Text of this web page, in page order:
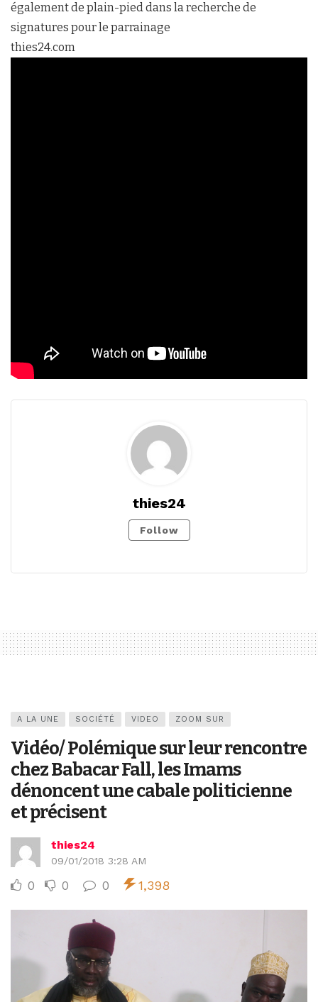
également de plain-pied dans la recherche de
signatures pour le parrainage
thies24.com
thies24
Follow
A LA UNE SOCIÉTÉ VIDEO ZOOM SUR
Vidéo/ Polémique sur leur rencontre
chez Babacar Fall, les Imams
dénoncent une cabale politicienne
et précisent
thies24
09/01/2018 3:28 AM
0 0 0 1,398